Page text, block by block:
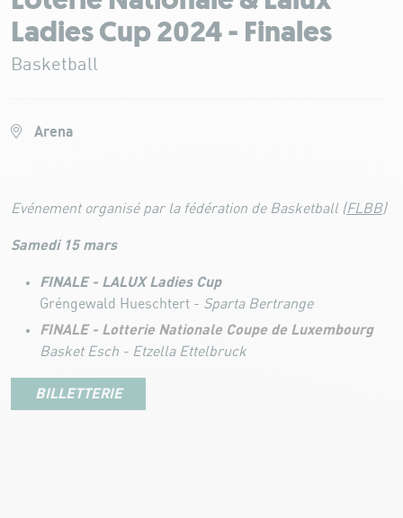
Ladies Cup 2024 - Finales
Basketball
Arena
Evénement organisé par la fédération de Basketball (FLBB)
Samedi 15 mars
FINALE - LALUX Ladies Cup
Gréngewald Hueschtert - Sparta Bertrange
FINALE - Lotterie Nationale Coupe de Luxembourg
Basket Esch - Etzella Ettelbruck
BILLETTERIE